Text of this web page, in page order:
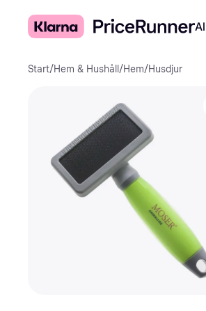
Start/Hem & Hushåll /Hem/Husdjur